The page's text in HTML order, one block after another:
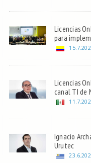
Licencias
para
Licencias
canal TI de
Ignacio
Urutec